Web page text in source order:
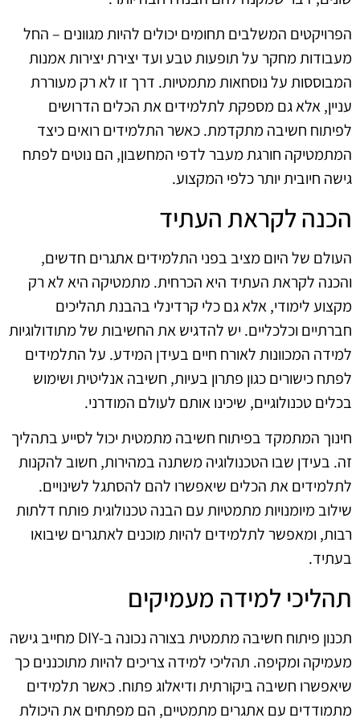
הפרויקטים המשלבים תחומים יכולים להיות מגוונים – החל
מעבודות מחקר על תופעות טבע ועד יצירת יצירות אמנות
המבוססות על נוסחאות מתמטיות. דרך זו לא רק מעוררת
עניין, אלא גם מספקת לתלמידים את הכלים הדרושים
לפיתוח חשיבה מתקדמת. כאשר התלמידים רואים כיצד
המתמטיקה חורגת מעבר לדפי המחשבון, הם נוטים לפתח
גישה חיובית יותר כלפי המקצוע.
הכנה לקראת העתיד
העולם של היום מציב בפני התלמידים אתגרים חדשים,
והכנה לקראת העתיד היא הכרחית. מתמטיקה היא לא רק
מקצוע לימודי, אלא גם כלי קרדינלי בהבנת תהליכים
חברתיים וכלכליים. יש להדגיש את החשיבות של מתודולוגיות
למידה המכוונות לאורח חיים בעידן המידע. על התלמידים
לפתח כישורים כגון פתרון בעיות, חשיבה אנליטית ושימוש
בכלים טכנולוגיים, שיכינו אותם לעולם המודרני.
חינוך המתמקד בפיתוח חשיבה מתמטית יכול לסייע בתהליך
זה. בעידן שבו הטכנולוגיה משתנה במהירות, חשוב להקנות
לתלמידים את הכלים שיאפשרו להם להסתגל לשינויים.
שילוב מיומנויות מתמטיות עם הבנה טכנולוגית פותח דלתות
רבות, ומאפשר לתלמידים להיות מוכנים לאתגרים שיבואו
בעתיד.
תהליכי למידה מעמיקים
תכנון פיתוח חשיבה מתמטית בצורה נכונה ב-DIY מחייב גישה
מעמיקה ומקיפה. תהליכי למידה צריכים להיות מתוכננים כך
שיאפשרו חשיבה ביקורתית ודיאלוג פתוח. כאשר תלמידים
מתמודדים עם אתגרים מתמטיים, הם מפתחים את היכולת